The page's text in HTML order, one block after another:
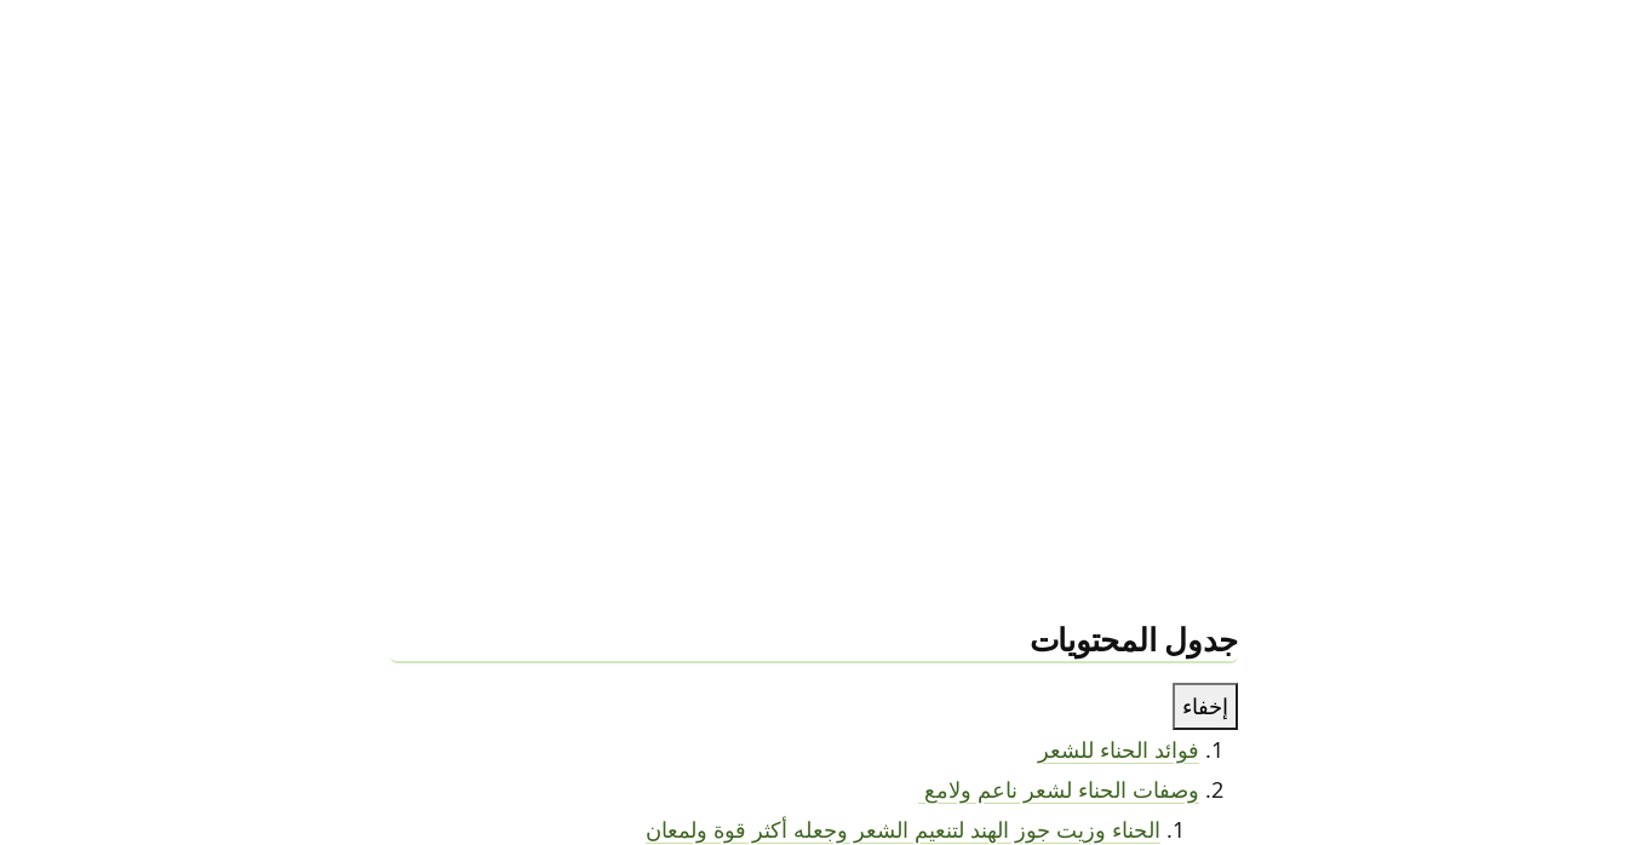
جدول المحتويات
إخفاء
فوائد الحناء للشعر
وصفات الحناء لشعر ناعم ولامع
الحناء وزيت جوز الهند لتنعيم الشعر وجعله أكثر قوة ولمعان